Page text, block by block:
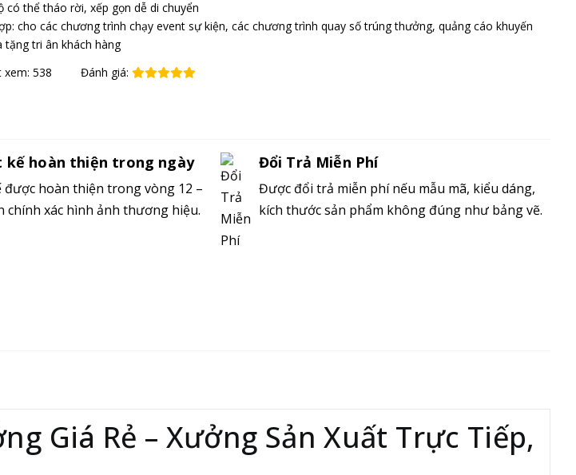
có thể tháo rời, xếp gọn dễ di chuyển
cho các chương trình chạy event sự kiện, các chương trình quay số trúng thưởng, quảng cáo khuyến
tặng tri ân khách hàng
538
Đánh giá:
kế hoàn thiện trong ngày
được hoàn thiện trong vòng 12 –
chính xác hình ảnh thương hiệu.
Đổi Trả Miễn Phí
Được đổi trả miễn phí nếu mẫu mã, kiểu dáng,
kích thước sản phẩm không đúng như bảng vẽ.
Giá Rẻ – Xưởng Sản Xuất Trực Tiếp,